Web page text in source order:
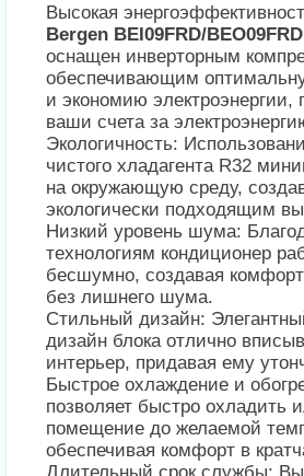
Высокая
Bergen BEI09FRD/
оснащен инверторным
обеспечивающим
и экономию электроэнергии,
ваши счета за
Экологичность:
чистого хладагента R32
на окружающую среду,
экологически подходящим
Низкий уровень шума:
технологиям кондиционер
бесшумно, создавая
без лишнего шума.
Стильный дизайн:
дизайн блока отлично
интерьер, придавая ему
Быстрое охлаждение и
позволяет быстро охладить
помещение до желаемой
обеспечивая комфорт в
Длительный срок службы: